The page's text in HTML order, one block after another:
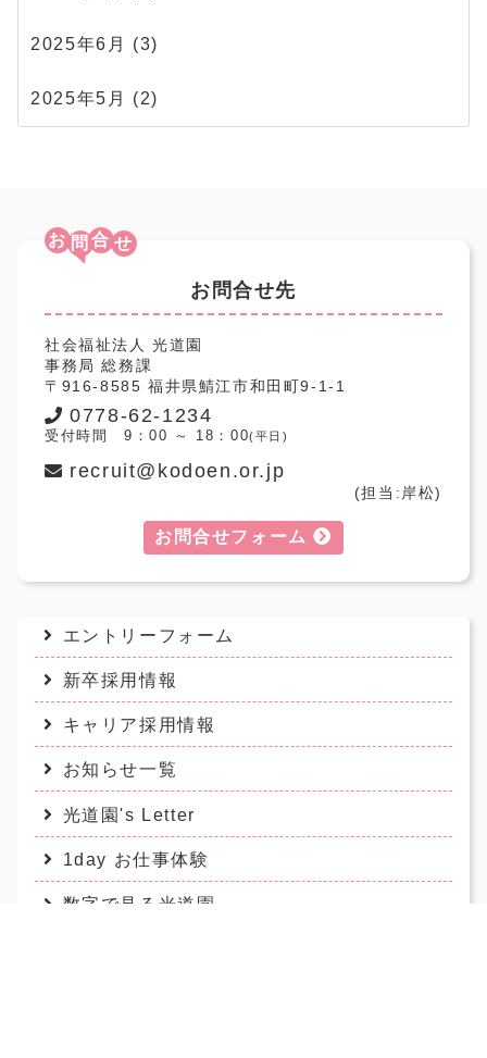
2025年6月 (3)
2025年5月 (2)
エントリーフォーム
新卒採用情報
キャリア採用情報
お知らせ一覧
光道園's Letter
1day お仕事体験
数字で見る光道園
お 合
お問合せ先
社会福祉法人 光道園
事務局 総務課
〒916-8585 福井県鯖江市和田町9-1-1
0778-62-1234
受付時間 9：00 ～ 18：00(平日)
recruit@kodoen.or.jp
(担当:岸松)
お問合せフォーム